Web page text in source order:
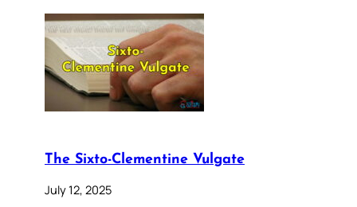
The Sixto-Clementine Vulgate
July 12, 2025